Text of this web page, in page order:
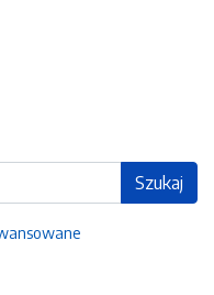
Szukaj